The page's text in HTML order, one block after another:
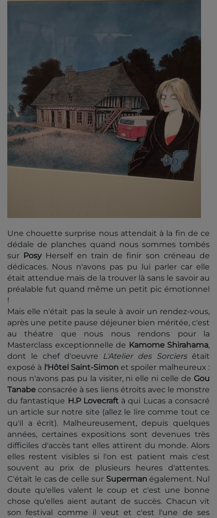
Une chouette surprise nous attendait à la fin de ce
dédale de planches quand nous sommes tombés
sur PosyHerself en train de finir son créneau de
dédicaces. Nous n'avons pas pu lui parler car elle
était attendue mais de la trouver là sans le savoir au
préalable fut quand même un petit pic émotionnel
!
Mais elle n'était pas la seule à avoir un rendez-vous,
après une petite pause déjeuner bien méritée, c'est
au théatre que nous nous rendons pour la
Masterclass exceptionnelle de Kamome Shirahama,
dont le chef d'oeuvre L'Atelier des Sorciersétait
exposé à l'Hôtel Saint-Simonet spoiler malheureux :
nous n'avons pas pu la visiter, ni elle ni celle de Gou
Tanabe consacrée à ses liens étroits avec le monstre
du fantastique H.P Lovecraftà qui Lucas a consacré
un article sur notre site (allez le lire comme tout ce
qu'il a écrit). Malheureusement, depuis quelques
années, certaines expositions sont devenues très
difficiles d'accès tant elles attirent du monde. Alors
elles restent visibles si l'on est patient mais c'est
souvent au prix de plusieurs heures d'attentes.
C'était le cas de celle sur Superman également. Nul
doute qu'elles valent le coup et c'est une bonne
chose qu'elles aient autant de succès. Chacun vit
son festival comme il veut et c'est l'une de ses